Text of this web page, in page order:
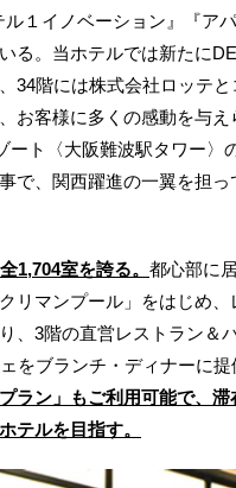
１イノベーション』『ア
る。当ホテルでは新たに
34階には株式会社ロッテと
お客様に多くの感動を与え
ート〈大阪難波駅タワー〉
で、関西躍進の一翼を担っ
1,704室を誇る。 都心部に
リマンプール」をはじめ、
、3階の直営レストラン＆
をブランチ・ディナーに提
ラン」もご利用可能で、滞
テルを目指す。